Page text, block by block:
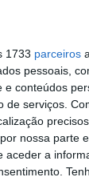
1733 parceiros
pessoais,
e conteúdos
de serviços.
nossa parte
aceder a